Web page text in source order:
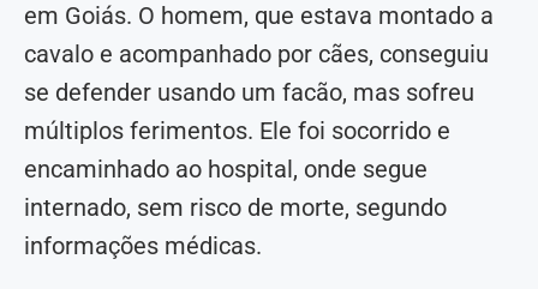
em Goiás. O homem, que estava montado a
cavalo e acompanhado por cães, conseguiu
se defender usando um facão, mas sofreu
múltiplos ferimentos. Ele foi socorrido e
encaminhado ao hospital, onde segue
internado, sem risco de morte, segundo
informações médicas.